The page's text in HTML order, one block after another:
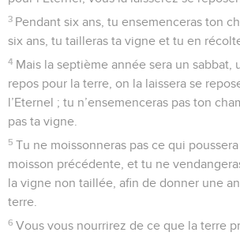
toi.
si tu lui donnes de tes vivres, tu n’en
Je suis l’Eternel, votre Dieu, qui vous ai
pour vous donner le pays de Canaan, afin
Le droit de rachat relatif aux
39 —Si ton prochain qui vit près de toi
vend à toi, tu ne le feras pas travailler
40 Tu le traiteras comme un ouvrier